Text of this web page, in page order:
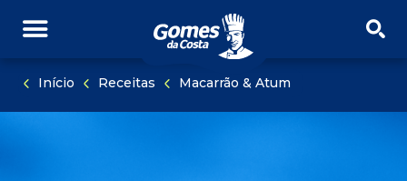
PULE PARA O CONTEÚDO
Início Receitas Macarrão & Atum